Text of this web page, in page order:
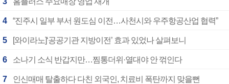
4 “진주시 일부 부서 원도심 이전…사천시와 우주항공산업 협력”
5 [와이라노]‘공공기관 지방이전’ 효과 있었나 살펴보니
6 소나기 소식 반갑지만…찜통더위·열대야 안 꺾인다
7 인신매매 탈출하다 다친 외국인, 치료비 폭탄까지 맞을뻔